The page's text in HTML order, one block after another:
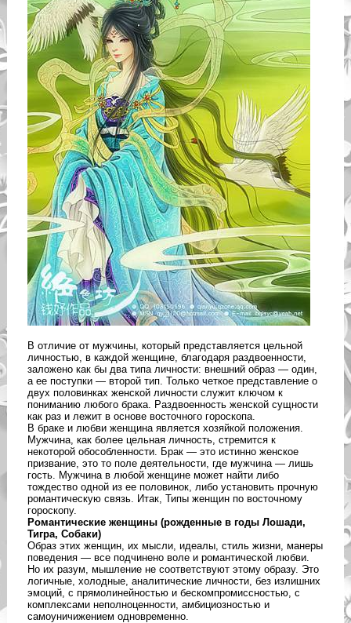
В отличие от мужчины, который представляется цельной
личностью, в каждой женщине, благодаря раздвоенности,
заложено как бы два типа личности: внешний образ — один,
а ее поступки — второй тип. Только четкое представление о
двух половинках женской личности служит ключом к
пониманию любого брака. Раздвоенность женской сущности
как раз и лежит в основе восточного гороскопа.
В браке и любви женщина является хозяйкой положения.
Мужчина, как более цельная личность, стремится к
некоторой обособленности. Брак — это истинно женское
призвание, это то поле деятельности, где мужчина — лишь
гость. Мужчина в любой женщине может найти либо
тождество одной из ее половинок, либо установить прочную
романтическую связь. Итак, Типы женщин по восточному
гороскопу.
Романтические женщины (рожденные в годы Лошади,
Тигра, Собаки)
Образ этих женщин, их мысли, идеалы, стиль жизни, манеры
поведения — все подчинено воле и романтической любви.
Но их разум, мышление не соответствуют этому образу. Это
логичные, холодные, аналитические личности, без излишних
эмоций, с прямолинейностью и бескомпромиссностью, с
комплексами неполноценности, амбициозностью и
самоуничижением одновременно.